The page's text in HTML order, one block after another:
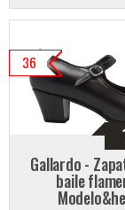
36
Gallardo -
baile